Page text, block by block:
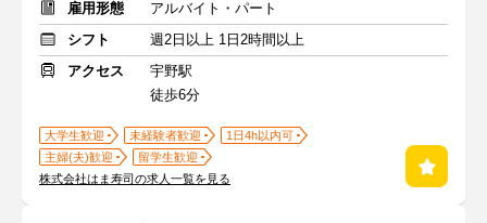
雇用形態
アルバイト・パート
シフト
週2日以上 1日2時間以上
アクセス
宇野駅
徒歩6分
大学生歓迎 未経験者歓迎
1日4h以内可
主婦(夫)歓迎
留学生歓迎
株式会社はま寿司の求人一覧を見る